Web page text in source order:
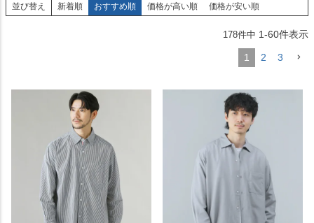
並び替え 新着順 おすすめ順 価格が高い順 価格が安い順
178件中 1-60件表示
1 2 3